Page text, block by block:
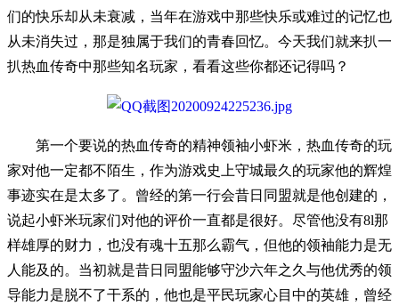
们的快乐却从未衰减，当年在游戏中那些快乐或难过的记忆也
从未消失过，那是独属于我们的青春回忆。今天我们就来扒一
扒热血传奇中那些知名玩家，看看这些你都还记得吗？
第一个要说的热血传奇的精神领袖小虾米，热血传奇的玩
家对他一定都不陌生，作为游戏史上守城最久的玩家他的辉煌
事迹实在是太多了。曾经的第一行会昔日同盟就是他创建的，
说起小虾米玩家们对他的评价一直都是很好。尽管他没有8l那
样雄厚的财力，也没有魂十五那么霸气，但他的领袖能力是无
人能及的。当初就是昔日同盟能够守沙六年之久与他优秀的领
导能力是脱不了干系的，他也是平民玩家心目中的英雄，曾经